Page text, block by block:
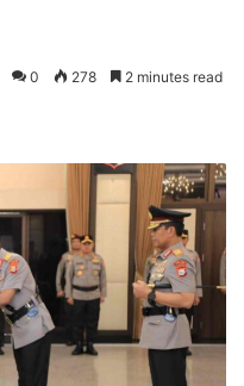
0 278 2 minutes read